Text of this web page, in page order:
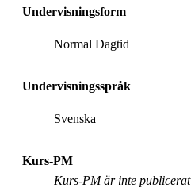
Undervisningsform
Normal Dagtid
Undervisningsspråk
Svenska
Kurs-PM
Kurs-PM är inte publicerat